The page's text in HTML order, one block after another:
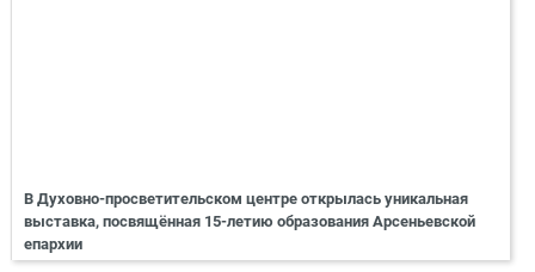
В Духовно-просветительском центре открылась уникальная
выставка, посвящённая 15-летию образования Арсеньевской
епархии